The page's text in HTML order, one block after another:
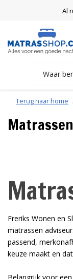
Al
Terug naar home
Freriks Wonen en
matrassen
passend,
keuze maakt en